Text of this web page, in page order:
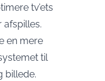
tv’ets
afspilles.
en mere
til
billede.